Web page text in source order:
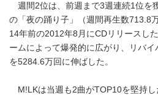
週間2位は、前週まで3週連続1位を
の「夜の踊り子」（週間再生数713.8
14年前の2012年8月にCDリリースし
ームによって爆発的に広がり、リバ
を5284.6万回に伸ばした。
M!LKは当週も2曲がTOP10を堅持